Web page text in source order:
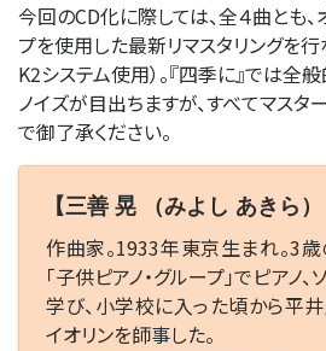
今回のCD化に際しては、全４曲とも、
プを使用した最新リマスタリングを行
K2システム使用）。『四季に』では
ノイズが目出ちますが、すべてマス
で御了承ください。
【三善 晃 （みよし あきら
作曲家。1933年東京生まれ。3
「子供ピアノ・グループ」でピアノ
学び、小学校に入った頃から平
イオリンを師事した。